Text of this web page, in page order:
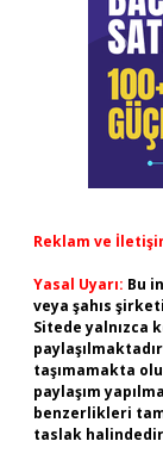
Reklam ve
Yasal Uyarı: Bu
veya şahıs
Sitede yalnızca
taşımamakta
paylaşım
benzerlikleri
taslak